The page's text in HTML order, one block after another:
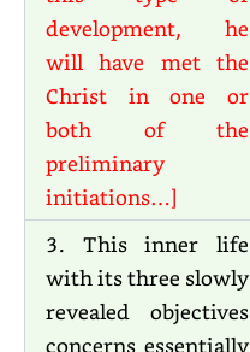
development, he
will have met the
Christ in one or
both of the
preliminary
initiations…]
3. This inner life
with its three slowly
revealed objectives
concerns essentially